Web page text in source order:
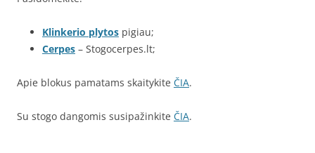
Klinkerio plytos pigiau;
Cerpes – Stogocerpes.lt;
Apie blokus pamatams skaitykite ČIA.
Su stogo dangomis susipažinkite ČIA.